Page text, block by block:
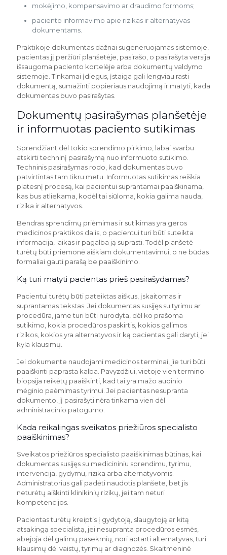
mokėjimo, kompensavimo ar draudimo formoms;
paciento informavimo apie rizikas ir alternatyvas
dokumentams.
Praktikoje dokumentas dažnai sugeneruojamas sistemoje,
pacientas jį peržiūri planšetėje, pasirašo, o pasirašyta versija
išsaugoma paciento kortelėje arba dokumentų valdymo
sistemoje. Tinkamai įdiegus, įstaiga gali lengviau rasti
dokumentą, sumažinti popieriaus naudojimą ir matyti, kada
dokumentas buvo pasirašytas.
Dokumentų pasirašymas planšetėje
ir informuotas paciento sutikimas
Sprendžiant dėl tokio sprendimo pirkimo, labai svarbu
atskirti techninį pasirašymą nuo informuoto sutikimo.
Techninis pasirašymas rodo, kad dokumentas buvo
patvirtintas tam tikru metu. Informuotas sutikimas reiškia
platesnį procesą, kai pacientui suprantamai paaiškinama,
kas bus atliekama, kodėl tai siūloma, kokia galima nauda,
rizika ir alternatyvos.
Bendras sprendimų priėmimas ir sutikimas yra geros
medicinos praktikos dalis, o pacientui turi būti suteikta
informacija, laikas ir pagalba ją suprasti. Todėl planšetė
turėtų būti priemonė aiškiam dokumentavimui, o ne būdas
formaliai gauti parašą be paaiškinimo.
Ką turi matyti pacientas prieš pasirašydamas?
Pacientui turėtų būti pateiktas aiškus, įskaitomas ir
suprantamas tekstas. Jei dokumentas susijęs su tyrimu ar
procedūra, jame turi būti nurodyta, dėl ko prašoma
sutikimo, kokia procedūros paskirtis, kokios galimos
rizikos, kokios yra alternatyvos ir ką pacientas gali daryti, jei
kyla klausimų.
Jei dokumente naudojami medicinos terminai, jie turi būti
paaiškinti paprasta kalba. Pavyzdžiui, vietoje vien termino
biopsija reikėtų paaiškinti, kad tai yra mažo audinio
mėginio paėmimas tyrimui. Jei pacientas nesupranta
dokumento, jį pasirašyti nėra tinkama vien dėl
administracinio patogumo.
Kada reikalingas sveikatos priežiūros specialisto
paaiškinimas?
Sveikatos priežiūros specialisto paaiškinimas būtinas, kai
dokumentas susijęs su medicininiu sprendimu, tyrimu,
intervencija, gydymu, rizika arba alternatyvomis.
Administratorius gali padėti naudotis planšete, bet jis
neturėtų aiškinti klinikinių rizikų, jei tam neturi
kompetencijos.
Pacientas turėtų kreiptis į gydytoją, slaugytoją ar kitą
atsakingą specialistą, jei nesupranta procedūros esmės,
abejoja dėl galimų pasekmių, nori aptarti alternatyvas, turi
klausimų dėl vaistų, tyrimų ar diagnozės. Skaitmeninė